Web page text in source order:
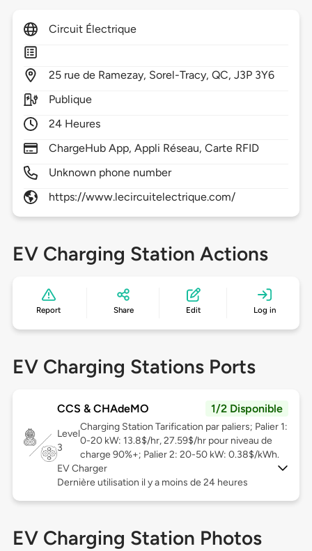
Circuit Électrique
25 rue de Ramezay, Sorel-Tracy,QC,J3P 3Y6
Publique
24 Heures
ChargeHub App, Appli Réseau, Carte RFID
Unknown phone number
https://www.lecircuitelectrique.com/
EV Charging Station Actions
Report Share Edit Log in
EV Charging Stations Ports
CCS & CHAdeMO 1/2 Disponible
Level
3
Charging Station Tarification par paliers; Palier 1:
0-20 kW: 13.8$/hr, 27.59$/hr pour niveau de
charge 90%+; Palier 2: 20-50 kW: 0.38$/kWh.
EV Charger
Dernière utilisation il y a moins de 24 heures
EV Charging Station Photos